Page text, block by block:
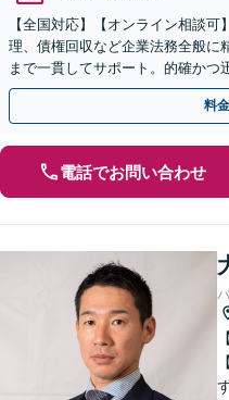
【全国対応】【オンライン相談
理、債権回収など企業法務全般に
まで一貫してサポート。的確かつ
す。【初回相談無料】【休日・夜
料
電話でお問い合わせ